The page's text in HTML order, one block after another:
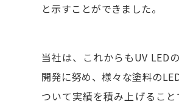
と示すことができました。
当社は、これからもUV LED
開発に努め、様々な塗料の
ついて実績を積み上げること